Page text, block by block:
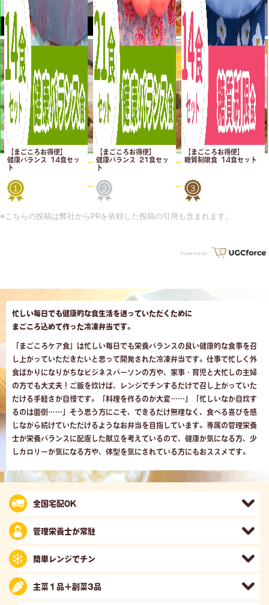
【まごころお得便】
健康バランス 14食セッ
ト
【まごころお得便】
健康バランス 21食セッ
ト
【まごころお得便】
糖質制限食 14食セット
忙しい毎日でも健康的な食生活を送っていただくために
まごころ込めて作った冷凍弁当です。
「まごころケア食」は忙しい毎日でも栄養バランスの良い健康的な食事を召
し上がっていただきたいと思って開発された冷凍弁当です。仕事で忙しく外
食ばかりになりがちなビジネスパーソンの方や、家事・育児と大忙しの主婦
の方でも大丈夫！ご飯を炊けば、レンジでチンするだけで召し上がっていた
だける手軽さが自慢です。「料理を作るのが大変……」「忙しいなか自炊す
るのは面倒……」そう思う方にこそ、できるだけ無理なく、食べる喜びを感
じながら続けていただけるようなお弁当を目指しています。専属の管理栄養
士が栄養バランスに配慮した献立を考えているので、健康が気になる方、少
しカロリーが気になる方や、体型を気にされている方にもおススメです。
全国宅配OK
管理栄養士が常駐
簡単レンジでチン
主菜１品＋副菜3品